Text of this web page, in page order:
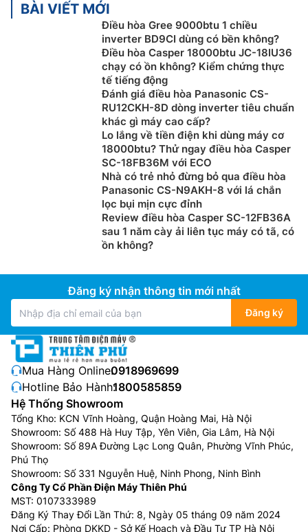
BÀI VIẾT MỚI
Điều hòa Gree 9000btu 1 chiều
inverter BD9CI dùng có bền không?
Điều hòa Casper 18000btu JC-18IU36
chạy có ồn không? Kiểm chứng thực
tế tiếng động
Đánh giá điều hòa Panasonic CS-
RU12CKH-8D dòng inverter tiêu chuẩn
khác gì máy cao cấp?
Lo lắng về tiền điện khi dùng máy cơ
18000btu? Thử ngay điều hòa Casper
SC-18FB36M với ECO
Nhà có trẻ nhỏ đừng bỏ qua điều hòa
Panasonic CS-N9AKH-8 với lá chắn
lọc bụi mịn cực đỉnh
Review điều hòa Casper SC-12FB36A
sau 1 năm cày ải liên tục máy có tã, có
ồn không?
Đăng ký nhận thông tin mới nhất
Đăng ký
Mua Hàng Online:0918969699
Hotline Bảo Hành:1800585859
Hệ Thống Showroom
Tổng Kho: KCN Vĩnh Hoàng, Quận Hoàng Mai, Hà Nội
Showroom: Số 488 Hà Huy Tập, Yên Viên, Gia Lâm, Hà Nội
Showroom: Số 89A Đường Lạc Long Quân, Phường Vĩnh Phúc,
Phú Thọ
Showroom: Số 331 Nguyễn Huệ, Ninh Phong, Ninh Bình
Công Ty Cổ Phần Điện Máy Thiên Phú
MST: 0107333989
Đăng Ký Thay Đổi Lần Thứ: 8, Ngày 05 tháng 09 năm 2024
Nơi Cấp: Phòng DKKD - Sở Kế Hoạch và Đầu Tư TP Hà Nội